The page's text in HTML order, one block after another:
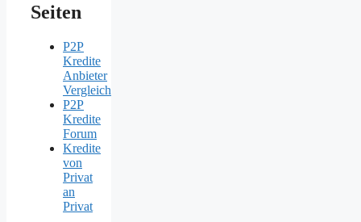
Seiten
P2P
Kredite
Anbieter
Vergleich
P2P
Kredite
Forum
Kredite
von
Privat
an
Privat